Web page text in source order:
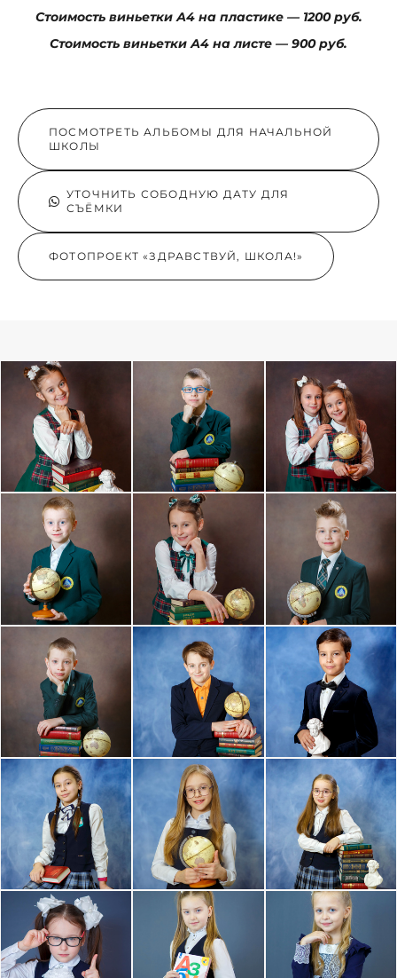
Стоимость виньетки А4 на пластике — 1200 руб.
Стоимость виньетки А4 на листе — 900 руб.
ПОСМОТРЕТЬ АЛЬБОМЫ ДЛЯ НАЧАЛЬНОЙ
ШКОЛЫ
УТОЧНИТЬ СОБОДНУЮ ДАТУ ДЛЯ
СЪЁМКИ
ФОТОПРОЕКТ «ЗДРАВСТВУЙ, ШКОЛА!»